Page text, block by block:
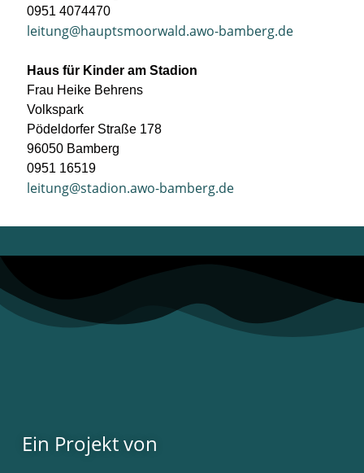
0951 4074470
leitung@hauptsmoorwald.awo-bamberg.de
Haus für Kinder am Stadion
Frau Heike Behrens
Volkspark
Pödeldorfer Straße 178
96050 Bamberg
0951 16519
leitung@stadion.awo-bamberg.de
Ein Projekt von